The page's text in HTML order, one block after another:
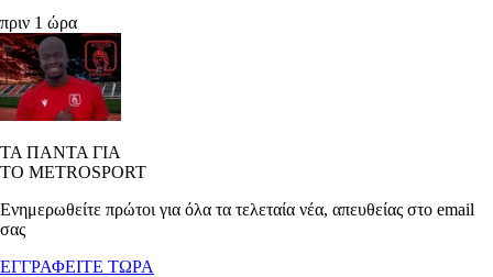
πριν 1 ώρα
ΤΑ ΠΑΝΤΑ ΓΙΑ
ΤΟ METROSPORT
Ενημερωθείτε πρώτοι για όλα τα τελεταία νέα, απευθείας στο email
σας
ΕΓΓΡΑΦΕΙΤΕ ΤΩΡΑ